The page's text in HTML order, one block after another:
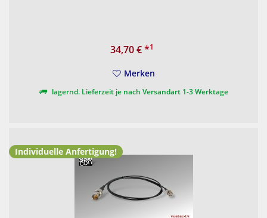
34,70 €*1
Merken
lagernd. Lieferzeit je nach Versandart 1-3 Werktage
Individuelle Anfertigung!